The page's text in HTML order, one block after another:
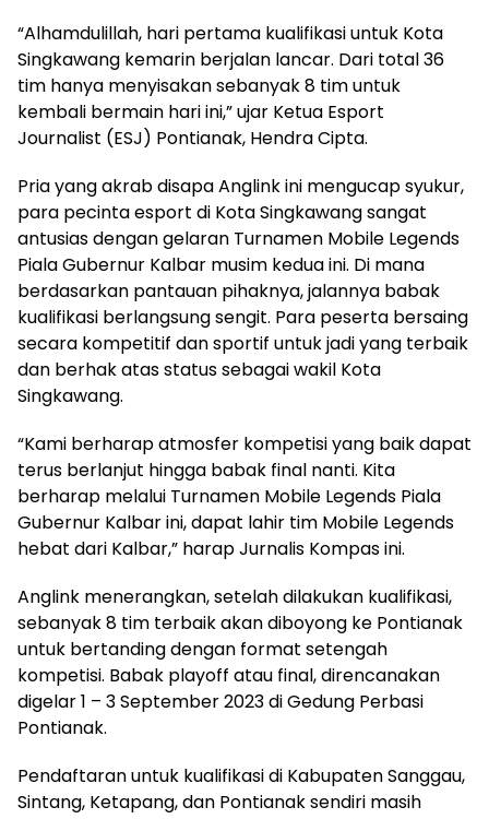
“Alhamdulillah, hari pertama kualifikasi untuk Kota
Singkawang kemarin berjalan lancar. Dari total 36
tim hanya menyisakan sebanyak 8 tim untuk
kembali bermain hari ini,” ujar Ketua Esport
Journalist (ESJ) Pontianak, Hendra Cipta.
Pria yang akrab disapa Anglink ini mengucap syukur,
para pecinta esport di Kota Singkawang sangat
antusias dengan gelaran Turnamen Mobile Legends
Piala Gubernur Kalbar musim kedua ini. Di mana
berdasarkan pantauan pihaknya, jalannya babak
kualifikasi berlangsung sengit. Para peserta bersaing
secara kompetitif dan sportif untuk jadi yang terbaik
dan berhak atas status sebagai wakil Kota
Singkawang.
“Kami berharap atmosfer kompetisi yang baik dapat
terus berlanjut hingga babak final nanti. Kita
berharap melalui Turnamen Mobile Legends Piala
Gubernur Kalbar ini, dapat lahir tim Mobile Legends
hebat dari Kalbar,” harap Jurnalis Kompas ini.
Anglink menerangkan, setelah dilakukan kualifikasi,
sebanyak 8 tim terbaik akan diboyong ke Pontianak
untuk bertanding dengan format setengah
kompetisi. Babak playoff atau final, direncanakan
digelar 1 – 3 September 2023 di Gedung Perbasi
Pontianak.
Pendaftaran untuk kualifikasi di Kabupaten Sanggau,
Sintang, Ketapang, dan Pontianak sendiri masih